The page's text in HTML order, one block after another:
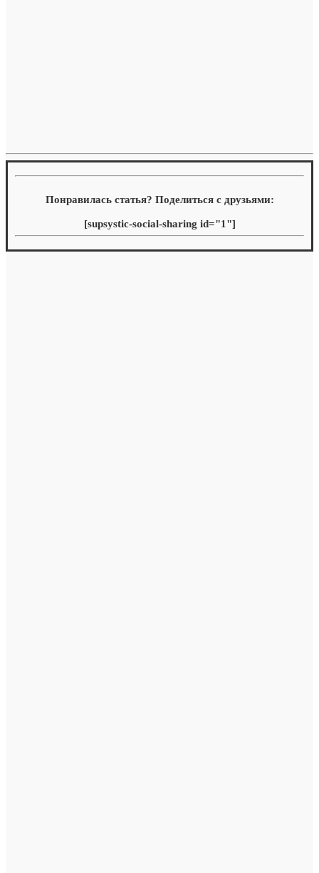
Понравилась статья? Поделиться с друзьями:
[supsystic-social-sharing id="1"]